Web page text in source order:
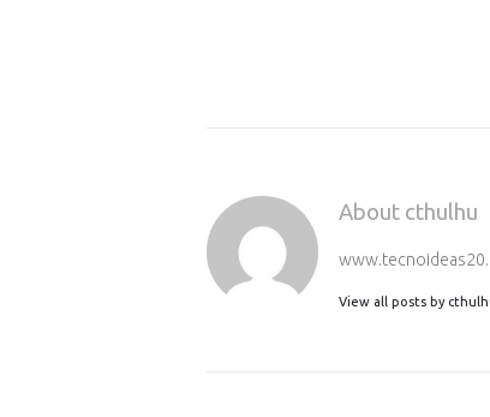
About cthulhu
View all posts by